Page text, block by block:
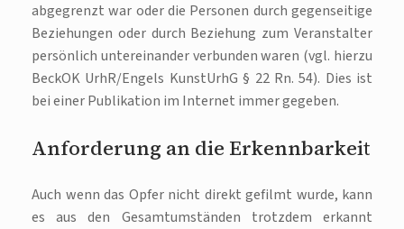
abgegrenzt war oder die Personen durch gegenseitige
Beziehungen oder durch Beziehung zum Veranstalter
persönlich untereinander verbunden waren (vgl. hierzu
BeckOK UrhR/Engels KunstUrhG § 22 Rn. 54). Dies ist
bei einer Publikation im Internet immer gegeben.
Anforderung an die Erkennbarkeit
Auch wenn das Opfer nicht direkt gefilmt wurde, kann
es aus den Gesamtumständen trotzdem erkannt